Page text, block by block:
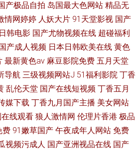
产极品自拍 岛国最大色网站 精品无
情网婷婷 人妖大片 91天堂影视 国产
韩电影 国产尤物视频在线 超碰福利
产成人视频 日本日韩欧美在线 黄色
最新黄色av 麻豆影院免费 五月天堂
导航 三级视频网站J 51福利影院 丁香
乱伦天堂 国产在线短视频 丁香五月
媒下载 丁香九月国产主播 美女网站
线观看 狼人激情网 伦理片香港 极品
费 91嫩草国产 午夜成年人网站 免费
视频污成人 国产亚洲视品在线 国产